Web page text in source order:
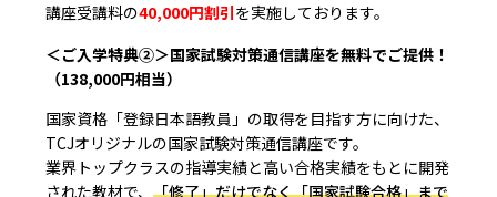
講座受講料の40,000円割引を実施しております。
＜ご入学特典②＞国家試験対策通信講座を無料でご提供！
（138,000円相当）
国家資格「登録日本語教員」の取得を目指す方に向けた、
TCJオリジナルの国家試験対策通信講座です。
業界トップクラスの指導実績と高い合格実績をもとに開発
された教材で、 「修了」だけでなく「国家試験合格」まで